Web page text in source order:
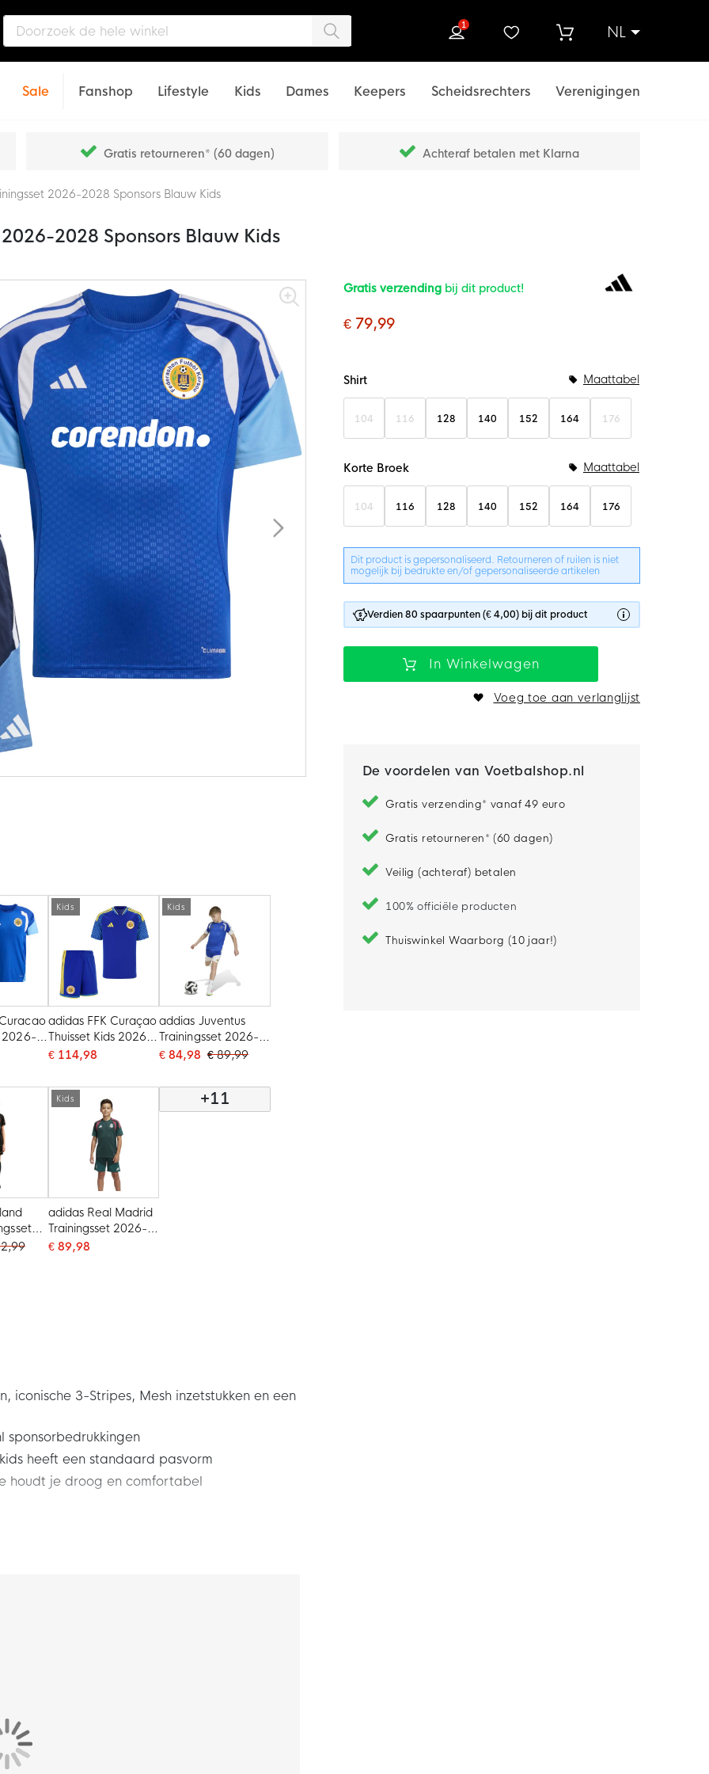
NL
1
Sale Fanshop Lifestyle Kids Dames Keepers Scheidsrechters Verenigingen
Gratis retourneren* (60 dagen) Achteraf betalen met Klarna
2026-2028 Sponsors Blauw Kids
2028 Sponsors Blauw Kids
Fonville is 188 cm lang en draagt maat L
Gratis verzending bij dit product!
€ 79,99
Bundelopties
Shirt Maattabel
104 116 128 140 152 164 176
Korte Broek Maattabel
104 116 128 140 152 164 176
Dit product is gepersonaliseerd. Retourneren of ruilen is niet
mogelijk bij bedrukte en/of gepersonaliseerde artikelen
Verdien 80 spaarpunten (€ 4,00) bij dit product
In Winkelwagen
Voeg toe aan verlanglijst
De voordelen van Voetbalshop.nl
Gratis verzending* vanaf 49 euro
Gratis retourneren* (60 dagen)
Veilig (achteraf) betalen
100% officiële producten
Thuiswinkel Waarborg (10 jaar!)
2026-
Kids
adidas FFK Curaçao
Thuisset Kids 2026-
2028
€ 114,98
Kids
addias Juventus
Trainingsset 2026-
2027 Kids Blauw Wit
€ 84,98 € 89,99
Kids
adidas Real Madrid
Trainingsset 2026-
2027 Kids
€ 89,98
+11
iconische 3-Stripes, Mesh inzetstukken en een
sponsorbedrukkingen
heeft een standaard pasvorm
houdt je droog en comfortabel
en stabiliteit. Het trainingsbroekje beschikt